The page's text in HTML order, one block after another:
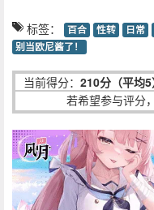
标签： 百合 性转 日常
别当欧尼酱了！
当前得分： 210分（平均5
若希望参与评分